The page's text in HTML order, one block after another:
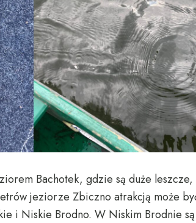
Bachotek, gdzie są duże
jeziorze Zbiczno atrakcją może
i Niskie Brodno. W Niskim Brodnie